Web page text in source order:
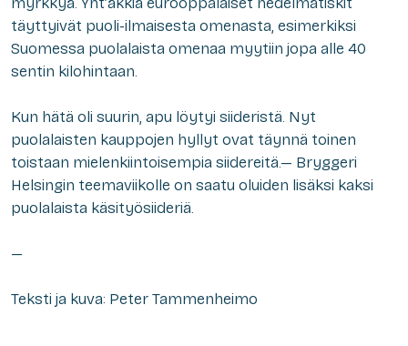
täyttyivät puoli-ilmaisesta omenasta, esimerkiksi
Suomessa puolalaista omenaa myytiin jopa alle 40
sentin kilohintaan.
Kun hätä oli suurin, apu löytyi siideristä. Nyt
puolalaisten kauppojen hyllyt ovat täynnä toinen
toistaan mielenkiintoisempia siidereitä.— Bryggeri
Helsingin teemaviikolle on saatu oluiden lisäksi kaksi
puolalaista käsityösiideriä.
—
Teksti ja kuva: Peter Tammenheimo